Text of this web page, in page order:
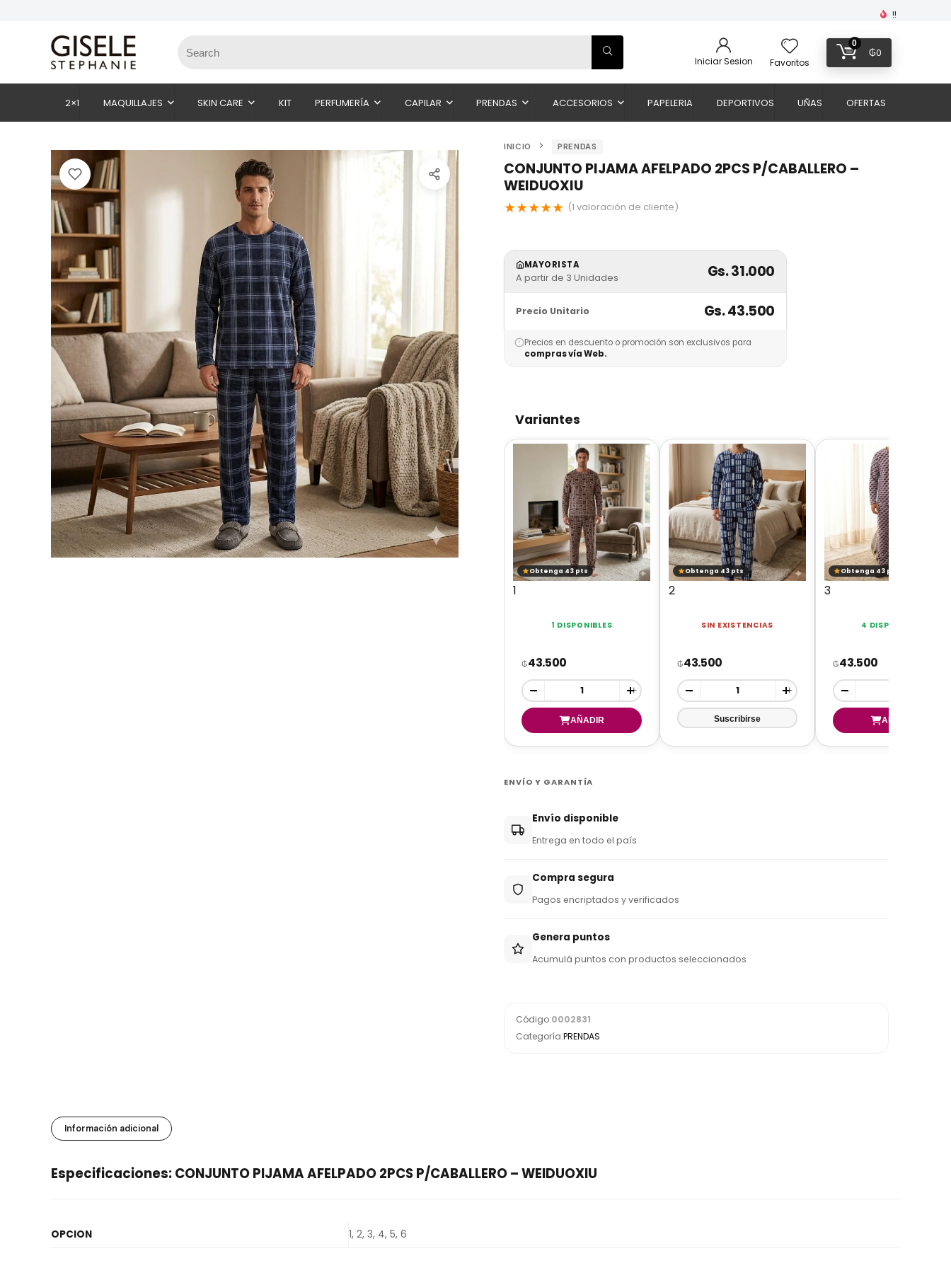
!!
Iniciar Sesion Favoritos
0
₲0
2×1 MAQUILLAJES SKIN CARE KIT PERFUMERÍA CAPILAR PRENDAS ACCESORIOS PAPELERIA DEPORTIVOS UÑAS OFERTAS
INICIO PRENDAS
CONJUNTO PIJAMA AFELPADO 2PCS P/CABALLERO –
WEIDUOXIU
★★★★★ (1 valoración de cliente)
MAYORISTA
A partir de 3 Unidades Gs. 31.000
Precio Unitario Gs. 43.500
Precios en descuento o promoción son exclusivos para
compras vía Web.
Variantes
Obtenga 43 pts
1
1 DISPONIBLES
₲43.500
- +
Obtenga 43 pts
2
SIN EXISTENCIAS
₲43.500
- +
Obtenga 43 pts
3
4 DISPONIBLES
₲43.500
-
ENVÍO Y GARANTÍA
Envío disponible
Entrega en todo el país
Compra segura
Pagos encriptados y verificados
Genera puntos
Acumulá puntos con productos seleccionados
Código:0002831
Categoría:PRENDAS
Información adicional
Especificaciones: CONJUNTO PIJAMA AFELPADO 2PCS P/CABALLERO – WEIDUOXIU
OPCION 1, 2, 3, 4, 5, 6